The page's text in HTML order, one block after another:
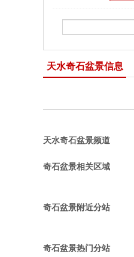
天水奇石盆景信息
天水奇石盆景频道
奇石盆景相关区域
奇石盆景附近分站
奇石盆景热门分站